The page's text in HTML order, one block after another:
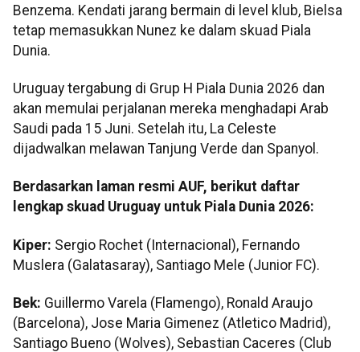
Benzema. Kendati jarang bermain di level klub, Bielsa
tetap memasukkan Nunez ke dalam skuad Piala
Dunia.
Uruguay tergabung di Grup H Piala Dunia 2026 dan
akan memulai perjalanan mereka menghadapi Arab
Saudi pada 15 Juni. Setelah itu, La Celeste
dijadwalkan melawan Tanjung Verde dan Spanyol.
Berdasarkan laman resmi AUF, berikut daftar
lengkap skuad Uruguay untuk Piala Dunia 2026:
Kiper: Sergio Rochet (Internacional), Fernando
Muslera (Galatasaray), Santiago Mele (Junior FC).
Bek: Guillermo Varela (Flamengo), Ronald Araujo
(Barcelona), Jose Maria Gimenez (Atletico Madrid),
Santiago Bueno (Wolves), Sebastian Caceres (Club